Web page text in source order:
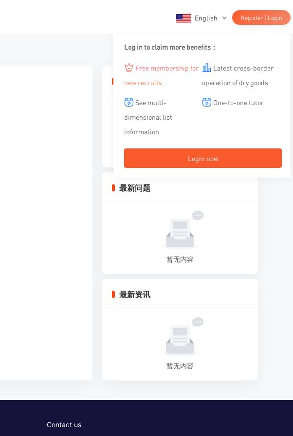
English Register | Login
Log in to claim more benefits：
Free membership for
new recruits
Latest cross-border
operation of dry goods
See multi-
dimensional list
information
One-to-one tutor
Login now
相关文章
最新问题
暂无内容
最新资讯
暂无内容
Contact us